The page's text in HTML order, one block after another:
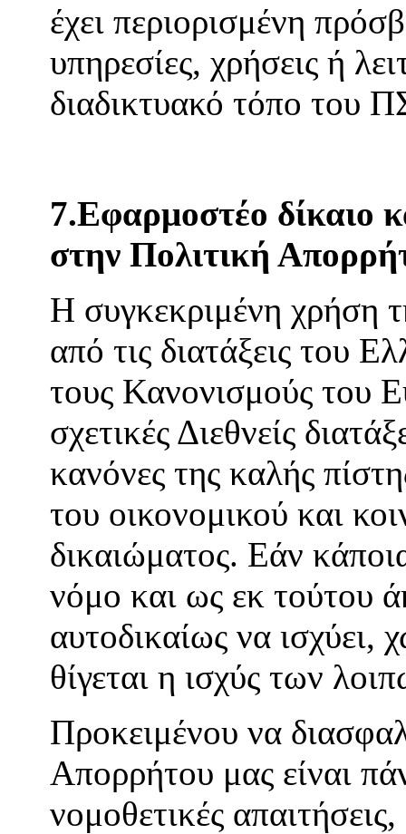
έχει περιορισμένη
υπηρεσίες, χρήσεις ή
διαδικτυακό τόπο
7.Εφαρμοστέο δίκαιο
στην Πολιτική
Η συγκεκριμένη χρήση
από τις διατάξεις του
τους Κανονισμούς του
σχετικές Διεθνείς
κανόνες της καλής
του οικονομικού και
δικαιώματος. Εάν
νόμο και ως εκ τούτου
αυτοδικαίως να ισχύει,
θίγεται η ισχύς των
Προκειμένου να
Απορρήτου μας είναι
νομοθετικές